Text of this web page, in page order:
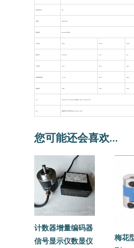
独立线性公差 0.3%
分辨率 4096位(12位)
更新速度 0.6ms/0.2ms(高速)
工作电压 5V±10% 15V~30V 12V~24V
输出信号 0~5V(ratio)， 0~10V 0~5V
工作电流 <16mA <25mA <25mA
始末端输出偏差 <1%·VCC <50mV <50mV
负载电阻 >10KΩ >10KΩ >10KΩ
EMS 10V/m(80MHz~1GHz, 1KHz 80% 调幅). EN61000-4-3:2006+A1:2010
ESD 接触放电±8KV, 空气放电±15KV.EN61000-4-2:2009
您可能还会喜欢…
计数器增量编码器
信号显示仪数显仪
梅花